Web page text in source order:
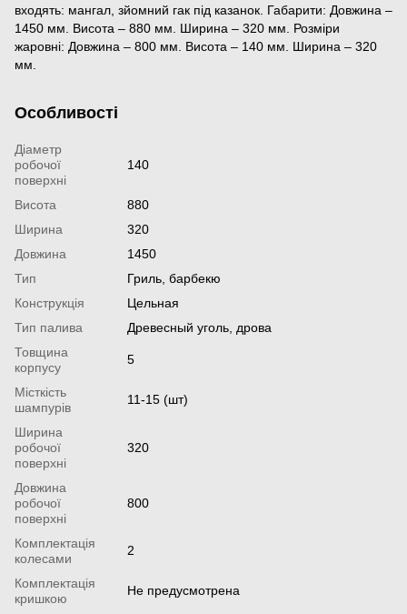
входять: мангал, зйомний гак під казанок. Габарити: Довжина –
1450 мм. Висота – 880 мм. Ширина – 320 мм. Розміри
жаровні: Довжина – 800 мм. Висота – 140 мм. Ширина – 320
мм.
Особливості
Діаметр
робочої
поверхні
140
Висота
880
Ширина
320
Довжина
1450
Тип
Гриль, барбекю
Конструкція
Цельная
Тип палива
Древесный уголь, дрова
Товщина
корпусу
5
Місткість
шампурів
11-15 (шт)
Ширина
робочої
поверхні
320
Довжина
робочої
поверхні
800
Комплектація
колесами
2
Комплектація
кришкою
Не предусмотрена